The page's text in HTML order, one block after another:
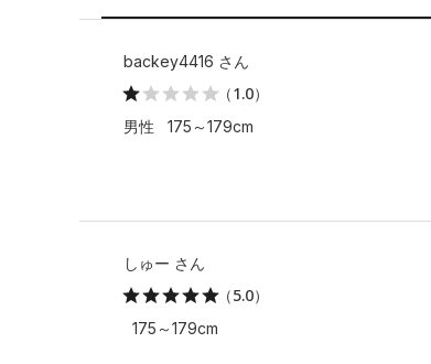
backey4416 さん
（1.0）
男性 175～179cm
しゅー さん
（5.0）
175～179cm